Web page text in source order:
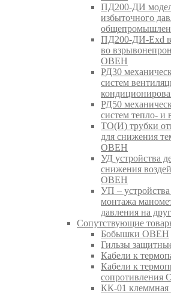
ПД200-ДИ
избыточного
ПД200-ДИ-Exd
во
ОВЕН
РД30
систем
РД50
систем тепло-
ТО(И) трубки
для снижения
ОВЕН
УД устройства
снижения
ОВЕН
УП –
монтажа
давления на
Сопутствующие
Бобышки ОВЕН
Гильзы
Кабели к
Кабели к
сопротивления
КК-01 клеммная